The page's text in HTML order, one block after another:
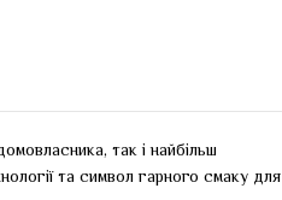
так і найбільш
та символ гарного смаку для